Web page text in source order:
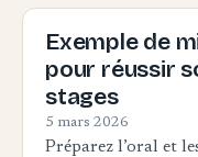
Exemple de
pour réussir
stages
5 mars 2026
Préparez l’oral et